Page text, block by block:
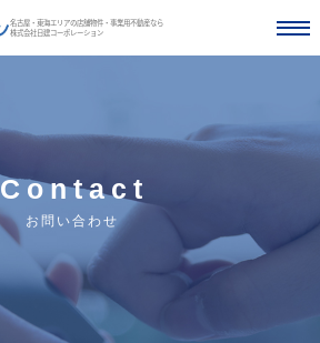
名古屋・東海エリアの店舗物件・事業用不動産なら
株式会社日建コーポレーション
Contact
お問い合わせ